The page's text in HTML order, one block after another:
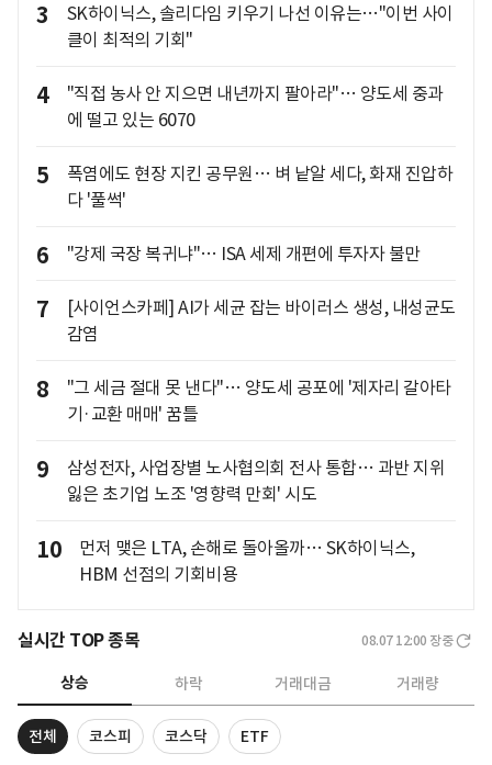
3
SK하이닉스, 솔리다임 키우기 나선 이유는…"이번 사이
클이 최적의 기회"
4
"직접 농사 안 지으면 내년까지 팔아라"… 양도세 중과
에 떨고 있는 6070
5
폭염에도 현장 지킨 공무원… 벼 낱알 세다, 화재 진압하
다 '풀썩'
6 "강제 국장 복귀냐"… ISA 세제 개편에 투자자 불만
7
[사이언스카페] AI가 세균 잡는 바이러스 생성, 내성균도
감염
8
"그 세금 절대 못 낸다"… 양도세 공포에 '제자리 갈아타
기·교환 매매' 꿈틀
9
삼성전자, 사업장별 노사협의회 전사 통합… 과반 지위
잃은 초기업 노조 '영향력 만회' 시도
10
먼저 맺은 LTA, 손해로 돌아올까… SK하이닉스,
HBM 선점의 기회비용
실시간 TOP 종목 08.07 12:00 장중
상승 하락 거래대금 거래량
전체 코스피 코스닥 ETF